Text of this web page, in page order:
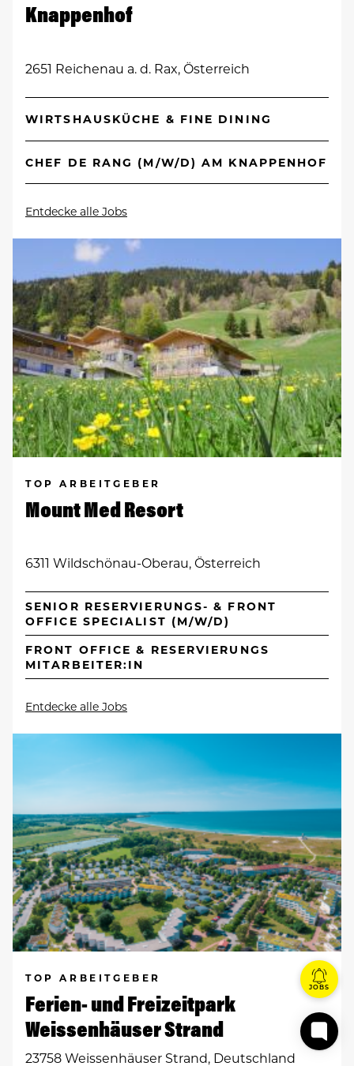
Knappenhof
2651 Reichenau a. d. Rax, Österreich
WIRTSHAUSKÜCHE & FINE DINING
CHEF DE RANG (M/W/D) AM KNAPPENHOF
Entdecke alle Jobs
TOP ARBEITGEBER
Mount Med Resort
6311 Wildschönau-Oberau, Österreich
SENIOR RESERVIERUNGS- & FRONT
OFFICE SPECIALIST (M/W/D)
FRONT OFFICE & RESERVIERUNGS
MITARBEITER:IN
Entdecke alle Jobs
TOP ARBEITGEBER
Ferien- und Freizeitpark
Weissenhäuser Strand
23758 Weissenhäuser Strand, Deutschland
JOBS